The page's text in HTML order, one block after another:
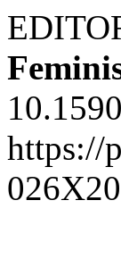
https://